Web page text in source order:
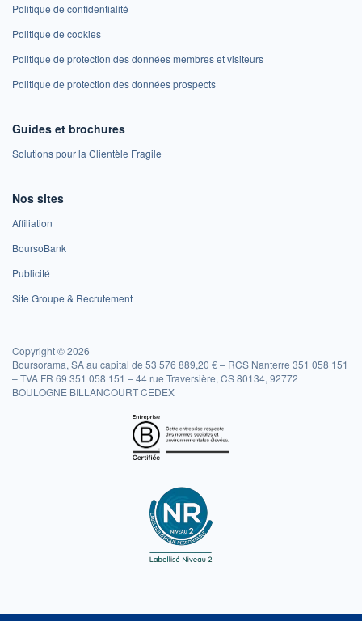
Politique de confidentialité
Politique de cookies
Politique de protection des données membres et visiteurs
Politique de protection des données prospects
Guides et brochures
Solutions pour la Clientèle Fragile
Nos sites
Affiliation
BoursoBank
Publicité
Site Groupe & Recrutement
Copyright © 2026
Boursorama, SA au capital de 53 576 889,20 € – RCS Nanterre 351 058 151
– TVA FR 69 351 058 151 – 44 rue Traversière, CS 80134, 92772
BOULOGNE BILLANCOURT CEDEX